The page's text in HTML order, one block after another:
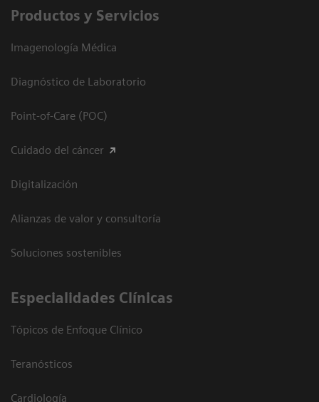
Productos y Servicios
Imagenología Médica
Diagnóstico de Laboratorio
Point-of-Care (POC)
Cuidado del cáncer
Digitalización
Alianzas de valor y consultoría
Soluciones sostenibles
Especialidades Clínicas
Tópicos de Enfoque Clínico
Teranósticos
Cardiología